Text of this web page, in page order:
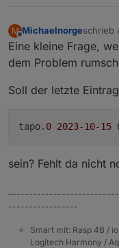
M
Offline
Michaelnorgeschrieb
zuletzt
Eine kleine Frage,
dem Problem
Soll der letzte
tapo. 0 2023-10-15
sein? Fehlt da nicht
-----------------
Smart mit: Rasp 4B /
Logitech Harmony /